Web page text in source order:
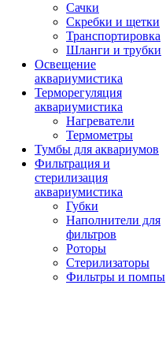
Сачки
Скребки и щетки
Транспортировка
Шланги и трубки
Освещение
аквариумистика
Терморегуляция
аквариумистика
Нагреватели
Термометры
Тумбы для аквариумов
Фильтрация и
стерилизация
аквариумистика
Губки
Наполнители для
фильтров
Роторы
Стерилизаторы
Фильтры и помпы